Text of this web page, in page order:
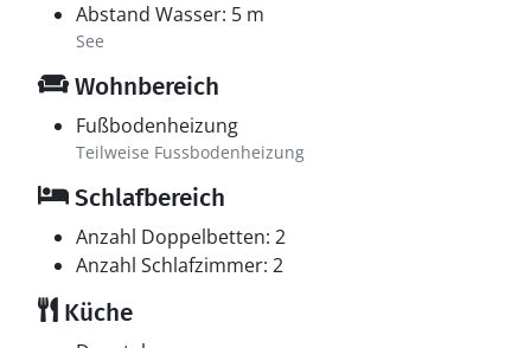
Abstand Wasser: 5 m
See
Wohnbereich
Fußbodenheizung
Teilweise Fussbodenheizung
Schlafbereich
Anzahl Doppelbetten: 2
Anzahl Schlafzimmer: 2
Küche